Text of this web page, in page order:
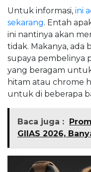
Untuk informasi, ini
sekarang. Entah
ini nantinya akan
tidak. Makanya, ada
supaya pembelinya
yang beragam
hitam atau chrome
untuk di beberapa
Baca juga :
GIIAS 2026,